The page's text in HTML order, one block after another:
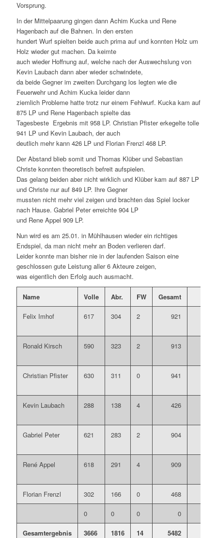
Vorsprung.
In der Mittelpaarung gingen dann Achim Kucka und Rene
Hagenbach auf die Bahnen. In den ersten
hundert Wurf spielten beide auch prima auf und konnten Holz um
Holz wieder gut machen. Da keimte
auch wieder Hoffnung auf, welche nach der Auswechslung von
Kevin Laubach dann aber wieder schwindete,
da beide Gegner im zweiten Durchgang los legten wie die
Feuerwehr und Achim Kucka leider dann
ziemlich Probleme hatte trotz nur einem Fehlwurf. Kucka kam auf
875 LP und Rene Hagenbach spielte das
Tagesbeste Ergebnis mit 958 LP. Christian Pfister erkegelte tolle
941 LP und Kevin Laubach, der auch
deutlich mehr kann 426 LP und Florian Frenzl 468 LP.
Der Abstand blieb somit und Thomas Klüber und Sebastian
Christe konnten theoretisch befreit aufspielen.
Das gelang beiden aber nicht wirklich und Klüber kam auf 887 LP
und Christe nur auf 849 LP. Ihre Gegner
mussten nicht mehr viel zeigen und brachten das Spiel locker
nach Hause. Gabriel Peter erreichte 904 LP
und Rene Appel 909 LP.
Nun wird es am 25.01. in Mühlhausen wieder ein richtiges
Endspiel, da man nicht mehr an Boden verlieren darf.
Leider konnte man bisher nie in der laufenden Saison eine
geschlossen gute Leistung aller 6 Akteure zeigen,
was eigentlich den Erfolg auch ausmacht.
Name Volle Abr. FW Gesamt
Felix Imhof 617 304 2 921
Ronald Kirsch 590 323 2 913
Christian Pfister 630 311 0 941
Kevin Laubach 288 138 4 426
Gabriel Peter 621 283 2 904
René Appel 618 291 4 909
Florian Frenzl 302 166 0 468
0 0 0 0
Gesamtergebnis 3666 1816 14 5482